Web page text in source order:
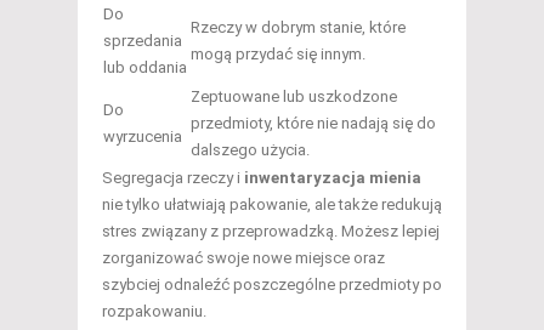
Do
sprzedania
lub oddania
Rzeczy w dobrym stanie, które
mogą przydać się innym.
Do
wyrzucenia
Zeptuowane lub uszkodzone
przedmioty, które nie nadają się do
dalszego użycia.
Segregacja rzeczy i inwentaryzacja mienia
nie tylko ułatwiają pakowanie, ale także redukują
stres związany z przeprowadzką. Możesz lepiej
zorganizować swoje nowe miejsce oraz
szybciej odnaleźć poszczególne przedmioty po
rozpakowaniu.